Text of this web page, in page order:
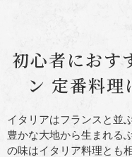
初心者におす
ン 定番料
イタリアはフランスと並
豊かな大地から生まれる
の味はイタリア料理とも